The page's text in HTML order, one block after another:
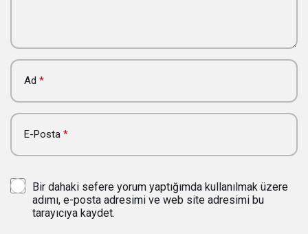
Ad *
E-Posta *
Bir dahaki sefere yorum yaptığımda kullanılmak üzere
adımı, e-posta adresimi ve web site adresimi bu
tarayıcıya kaydet.